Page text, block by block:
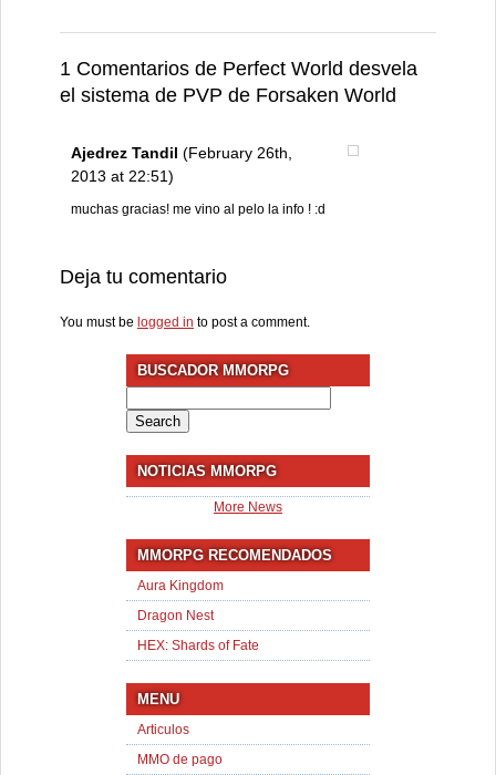
1 Comentarios de Perfect World desvela
el sistema de PVP de Forsaken World
Ajedrez Tandil (February 26th,
2013 at 22:51)
muchas gracias! me vino al pelo la info ! :d
Deja tu comentario
You must be logged in to post a comment.
BUSCADOR MMORPG
for:
NOTICIAS MMORPG
More News
MMORPG RECOMENDADOS
Aura Kingdom
Dragon Nest
HEX: Shards of Fate
MENU
Articulos
MMO de pago